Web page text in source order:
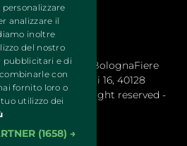
Organizzata da BolognaFiere
legale: Via Maserati 16, 40128
© 2024 All right reserved -
analizzare il
inoltre
del nostro
pubblicitari e di
con
fornito loro o
utilizzo dei
(1658) →